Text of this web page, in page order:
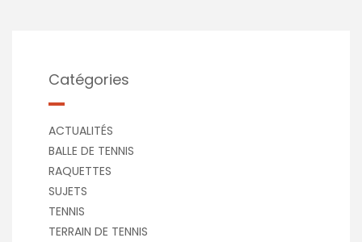
Catégories
ACTUALITÉS
BALLE DE TENNIS
RAQUETTES
SUJETS
TENNIS
TERRAIN DE TENNIS